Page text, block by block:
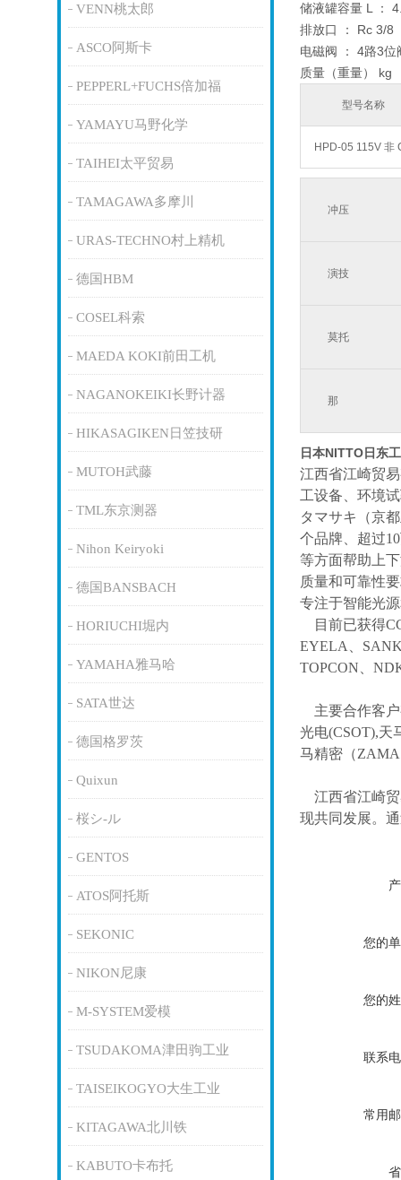
VENN桃太郎
ASCO阿斯卡
PEPPERL+FUCHS倍加福
YAMAYU马野化学
TAIHEI太平贸易
TAMAGAWA多摩川
URAS-TECHNO村上精机
德国HBM
COSEL科索
MAEDA KOKI前田工机
NAGANOKEIKI长野计器
HIKASAGIKEN日笠技研
MUTOH武藤
TML东京测器
Nihon Keiryoki
德国BANSBACH
HORIUCHI堀内
YAMAHA雅马哈
SATA世达
德国格罗茨
Quixun
桜シ-ル
GENTOS
ATOS阿托斯
SEKONIC
NIKON尼康
M-SYSTEM爱模
TSUDAKOMA津田驹工业
TAISEIKOGYO大生工业
KITAGAWA北川铁
KABUTO卡布托
储液罐容量 L ：
排放口 ： Rc 3/8
电磁阀 ： 4路3位
质量（重量） kg
型号名称
HPD-05 115V 非
冲压
演技
莫托
那
日本NITTO日东
江西省江崎贸
工设备、环境
タマサキ（京
个品牌、超过
等方面帮助上
质量和可靠性
专注于智能光
目前已获得
EYELA、
TOPCON、
主要合作客
光电(CSOT),天
马精密（
江西省江崎
现共同发展。
您的
您的
联系
常用